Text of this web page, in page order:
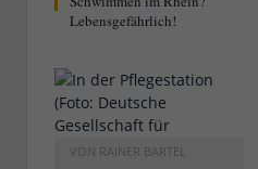
Lebensgefährlich!
VON RAINER BARTEL